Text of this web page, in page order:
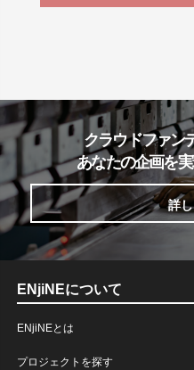
クラウドファン
あなたの企画を
詳
ENjiNEについて
ENjiNEとは
プロジェクトを探す